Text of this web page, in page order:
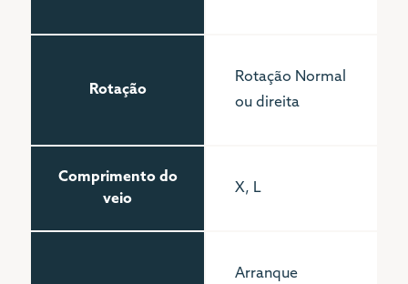
Rotação
Rotação Normal
ou direita
Comprimento do
veio
X, L
Arranque